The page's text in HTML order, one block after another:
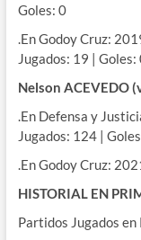
Goles: 0
.En Godoy Cruz:
Jugados: 19 | Goles:
Nelson ACEVEDO
.En Defensa y
Jugados: 124 |
.En Godoy Cruz:
HISTORIAL EN
Partidos Jugados en